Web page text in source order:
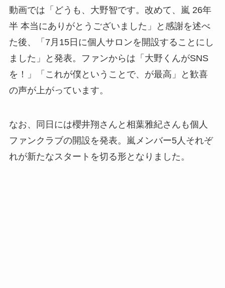
動画では「どうも、大野智です。改めて、嵐 26年
半 本当にありがとうございました」と感謝を述べ
た後、「7月15日に個人サロンを開設することにし
ました」と発表。ファンからは「大野くんがSNS
を！」「これが僕ということで、が最高」と歓喜
の声が上がっています。
なお、同日には櫻井翔さんと相葉雅紀さんも個人
ファンクラブの開設を発表。嵐メンバー5人それぞ
れが新たなスタートを切る形となりました。